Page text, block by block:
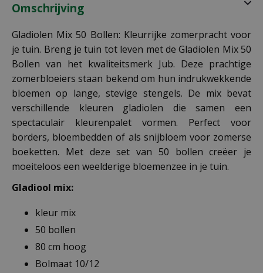
Omschrijving
Gladiolen Mix 50 Bollen: Kleurrijke zomerpracht voor
je tuin. Breng je tuin tot leven met de Gladiolen Mix 50
Bollen van het kwaliteitsmerk Jub. Deze prachtige
zomerbloeiers staan bekend om hun indrukwekkende
bloemen op lange, stevige stengels. De mix bevat
verschillende kleuren gladiolen die samen een
spectaculair kleurenpalet vormen. Perfect voor
borders, bloembedden of als snijbloem voor zomerse
boeketten. Met deze set van 50 bollen creëer je
moeiteloos een weelderige bloemenzee in je tuin.
Gladiool mix:
kleur mix
50 bollen
80 cm hoog
Bolmaat 10/12